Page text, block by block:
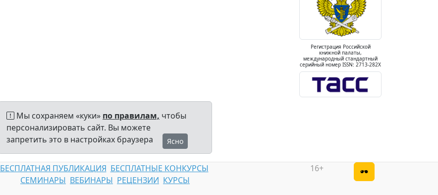
Регистрация Российской
книжной палаты,
международный стандартный
серийный номер ISSN: 2713-282X
Мы сохраняем «куки» по правилам, чтобы
персонализировать сайт. Вы можете
запретить это в настройках браузера
Ясно
БЕСПЛАТНАЯ ПУБЛИКАЦИЯ БЕСПЛАТНЫЕ КОНКУРСЫ
СЕМИНАРЫ ВЕБИНАРЫ РЕЦЕНЗИИ КУРСЫ
16+